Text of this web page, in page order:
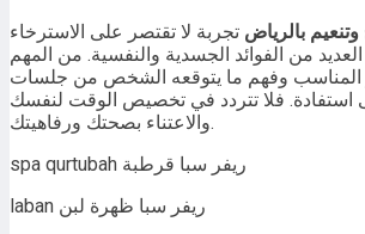
بالرياض تجربة لا تقتصر على الاسترخاء
من الفوائد الجسدية والنفسية. من المهم
المناسب وفهم ما يتوقعه الشخص من جلسات
استفادة. فلا تتردد في تخصيص الوقت لنفسك
والاعتناء بصحتك ورفاهيتك.
spa qurtubah ريفر سبا قرطبة
laban ريفر سبا ظهرة لبن